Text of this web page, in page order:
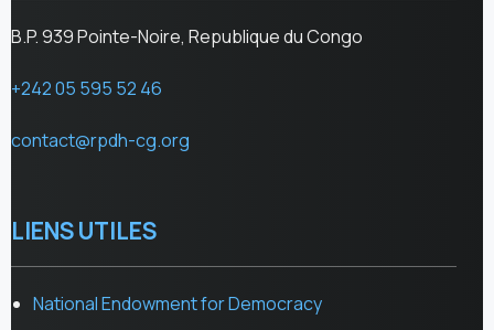
B.P. 939 Pointe-Noire, Republique du Congo
+242 05 595 52 46
contact@rpdh-cg.org
LIENS UTILES
National Endowment for Democracy